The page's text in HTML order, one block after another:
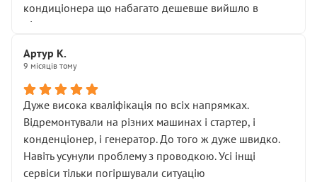
кондиціонера що набагато дешевше вийшло в
підсумку.
Артур К.
9 місяців тому
Дуже висока кваліфікація по всіх напрямках.
Відремонтували на різних машинах і стартер, і
конденціонер, і генератор. До того ж дуже швидко.
Навіть усунули проблему з проводкою. Усі інщі
сервіси тільки погіршували ситуацію